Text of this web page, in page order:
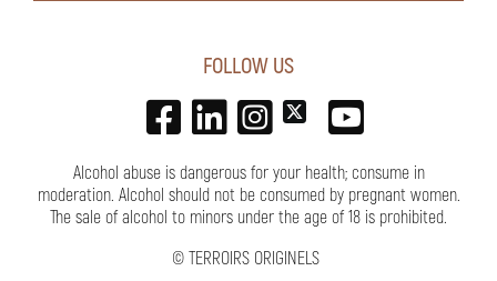
FOLLOW US
Alcohol abuse is dangerous for your health; consume in
moderation. Alcohol should not be consumed by pregnant women.
The sale of alcohol to minors under the age of 18 is prohibited.
© TERROIRS ORIGINELS